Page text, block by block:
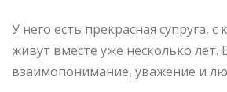
У него есть прекрасная супруга,
живут вместе уже несколько лет.
взаимопонимание, уважение и